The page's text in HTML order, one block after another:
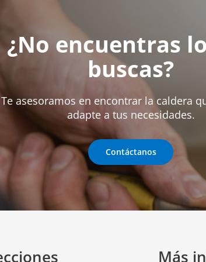
¿No encuentras
buscas?
Te asesoramos en encontrar la caldera
adapte a tus necesidades.
Contáctanos
Más